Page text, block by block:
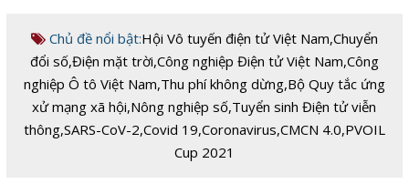
Chủ đề nổi bật:Hội Vô tuyến điện tử Việt Nam,Chuyển
đổi số,Điện mặt trời,Công nghiệp Điện tử Việt Nam,Công
nghiệp Ô tô Việt Nam,Thu phí không dừng,Bộ Quy tắc ứng
xử mạng xã hội,Nông nghiệp số,Tuyển sinh Điện tử viễn
thông,SARS-CoV-2,Covid 19,Coronavirus,CMCN 4.0,PVOIL
Cup 2021